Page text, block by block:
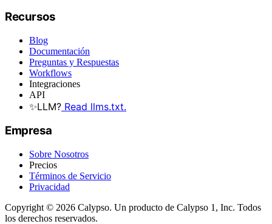
Recursos
Blog
Documentación
Preguntas y Respuestas
Workflows
Integraciones
API
✨LLM? Read llms.txt.
Empresa
Sobre Nosotros
Precios
Términos de Servicio
Privacidad
Copyright © 2026 Calypso. Un producto de Calypso 1, Inc. Todos
los derechos reservados.